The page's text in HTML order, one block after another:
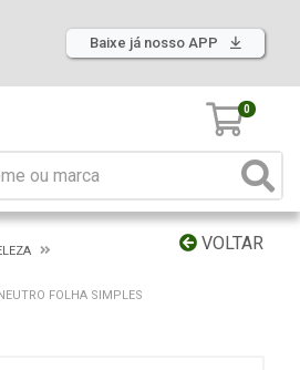
Baixe já nosso APP
0
VOLTAR
FOLHA SIMPLES